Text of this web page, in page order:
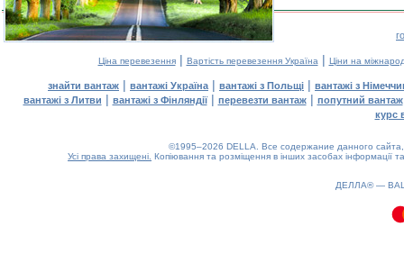
Ціна перевезення| Вартість перевезення Україна | Ціни на
знайти вантаж | вантажі Україна | вантажі з Польщі | вантажі з
вантажі з Литви | вантажі з Фінляндії| перевезти вантаж| попутний вантаж
курс
©1995–2026 DELLA. Все содержание данного
Усі права захищені. Копіювання та розміщення в інших засобах інформації
ДЕЛЛА® —